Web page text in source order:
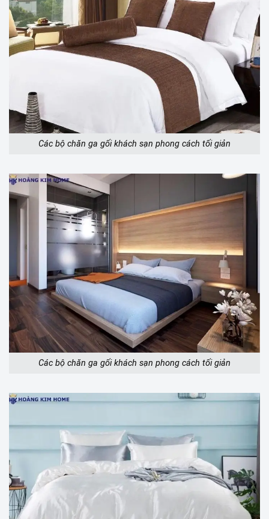
Các bộ chăn ga gối khách sạn phong cách tối giản
Các bộ chăn ga gối khách sạn phong cách tối giản